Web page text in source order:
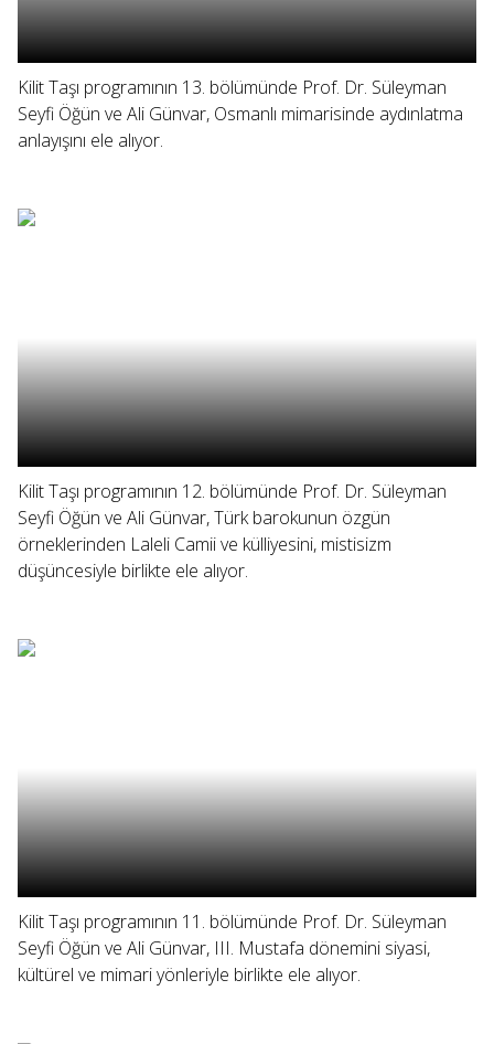
Kilit Taşı programının 13. bölümünde Prof. Dr. Süleyman
Seyfi Öğün ve Ali Günvar, Osmanlı mimarisinde aydınlatma
anlayışını ele alıyor.
Kilit Taşı programının 12. bölümünde Prof. Dr. Süleyman
Seyfi Öğün ve Ali Günvar, Türk barokunun özgün
örneklerinden Laleli Camii ve külliyesini, mistisizm
düşüncesiyle birlikte ele alıyor.
Kilit Taşı programının 11. bölümünde Prof. Dr. Süleyman
Seyfi Öğün ve Ali Günvar, III. Mustafa dönemini siyasi,
kültürel ve mimari yönleriyle birlikte ele alıyor.